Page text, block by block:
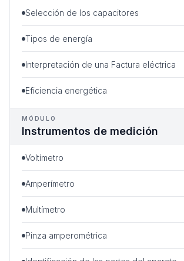
Selección de los capacitores
Tipos de energía
Interpretación de una Factura eléctrica
Eficiencia energética
MÓDULO
Instrumentos de medición
Voltímetro
Amperímetro
Multímetro
Pinza amperométrica